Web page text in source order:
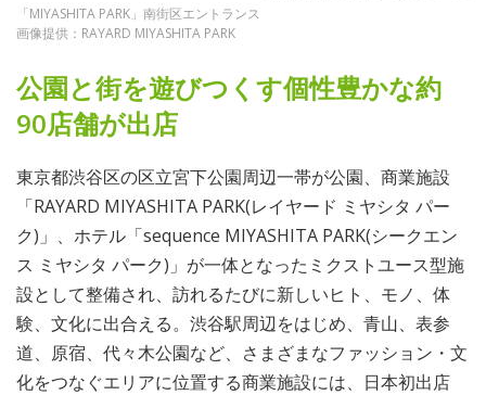
「MIYASHITA PARK」南街区エントランス
画像提供：RAYARD MIYASHITA PARK
公園と街を遊びつくす個性豊かな約
90店舗が出店
東京都渋谷区の区立宮下公園周辺一帯が公園、商業施設
「RAYARD MIYASHITA PARK(レイヤード ミヤシタ パー
ク)」、ホテル「sequence MIYASHITA PARK(シークエン
ス ミヤシタ パーク)」が一体となったミクストユース型施
設として整備され、訪れるたびに新しいヒト、モノ、体
験、文化に出合える。渋谷駅周辺をはじめ、青山、表参
道、原宿、代々木公園など、さまざまなファッション・文
化をつなぐエリアに位置する商業施設には、日本初出店